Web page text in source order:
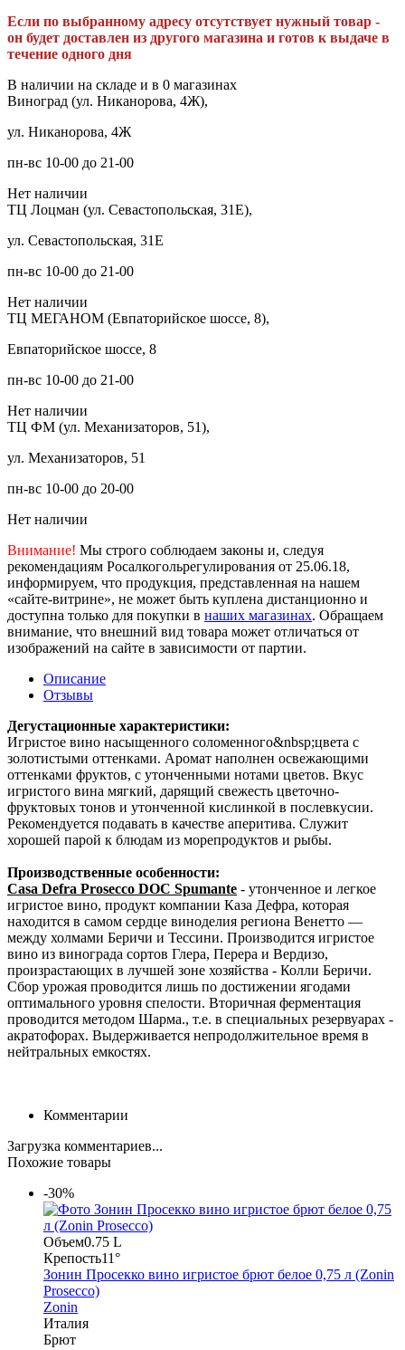
Если по выбранному адресу отсутствует нужный товар -
он будет доставлен из другого магазина и готов к выдаче в
течение одного дня
В наличии на складе и в 0 магазинах
Виноград (ул. Никанорова, 4Ж),
ул. Никанорова, 4Ж
пн-вс 10-00 до 21-00
Нет наличии
ТЦ Лоцман (ул. Севастопольская, 31Е),
ул. Севастопольская, 31Е
пн-вс 10-00 до 21-00
Нет наличии
ТЦ МЕГАНОМ (Евпаторийское шоссе, 8),
Евпаторийское шоссе, 8
пн-вс 10-00 до 21-00
Нет наличии
ТЦ ФМ (ул. Механизаторов, 51),
ул. Механизаторов, 51
пн-вс 10-00 до 20-00
Нет наличии
Внимание! Мы строго соблюдаем законы и, следуя
рекомендациям Росалкогольрегулирования от 25.06.18,
информируем, что продукция, представленная на нашем
«сайте-витрине», не может быть куплена дистанционно и
доступна только для покупки в наших магазинах. Обращаем
внимание, что внешний вид товара может отличаться от
изображений на сайте в зависимости от партии.
Описание
Отзывы
Дегустационные характеристики:
Игристое вино насыщенного соломенного&nbsp;цвета с
золотистыми оттенками. Аромат наполнен освежающими
оттенками фруктов, с утонченными нотами цветов. Вкус
игристого вина мягкий, дарящий свежесть цветочно-
фруктовых тонов и утонченной кислинкой в послевкусии.
Рекомендуется подавать в качестве аперитива. Служит
хорошей парой к блюдам из морепродуктов и рыбы.
Производственные особенности:
Casa Defra Prosecco DOC Spumante - утонченное и легкое
игристое вино, продукт компании Каза Дефра, которая
находится в самом сердце виноделия региона Венетто —
между холмами Беричи и Тессини. Производится игристое
вино из винограда сортов Глера, Перера и Вердизо,
произрастающих в лучшей зоне хозяйства - Колли Беричи.
Сбор урожая проводится лишь по достижении ягодами
оптимального уровня спелости. Вторичная ферментация
проводится методом Шарма., т.е. в специальных резервуарах -
акратофорах. Выдерживается непродолжительное время в
нейтральных емкостях.
Комментарии
Загрузка комментариев...
Похожие товары
-30%
Объем0.75 L
Крепость11°
Зонин Просекко вино игристое брют белое 0,75 л (Zonin
Prosecco)
Zonin
Италия
Брют